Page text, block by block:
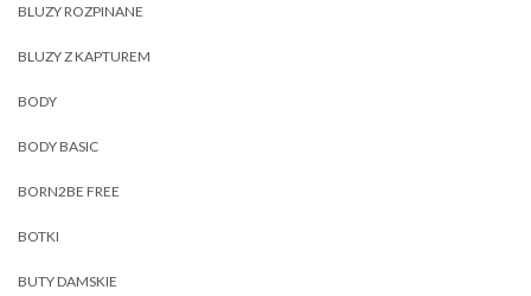
BLUZY ROZPINANE
BLUZY Z KAPTUREM
BODY
BODY BASIC
BORN2BE FREE
BOTKI
BUTY DAMSKIE